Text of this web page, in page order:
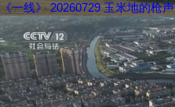
《一线》 20260729 玉米地的枪声